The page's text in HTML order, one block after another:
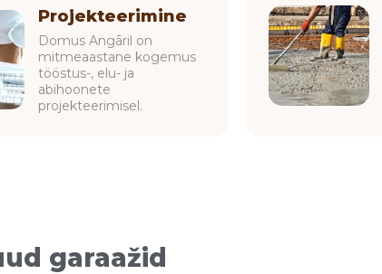
Projekteerimine
Domus Angāril on
mitmeaastane kogemus
tööstus-, elu- ja
abihoonete
projekteerimisel.
garaažid